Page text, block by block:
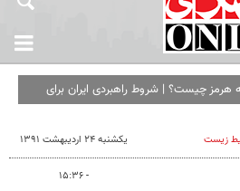
چیست؟ | شروط راهبردی ایران برای
زیست یکشنبه ۲۴ اردیبهشت ۱۳۹۱
- ۱۵:۳۶